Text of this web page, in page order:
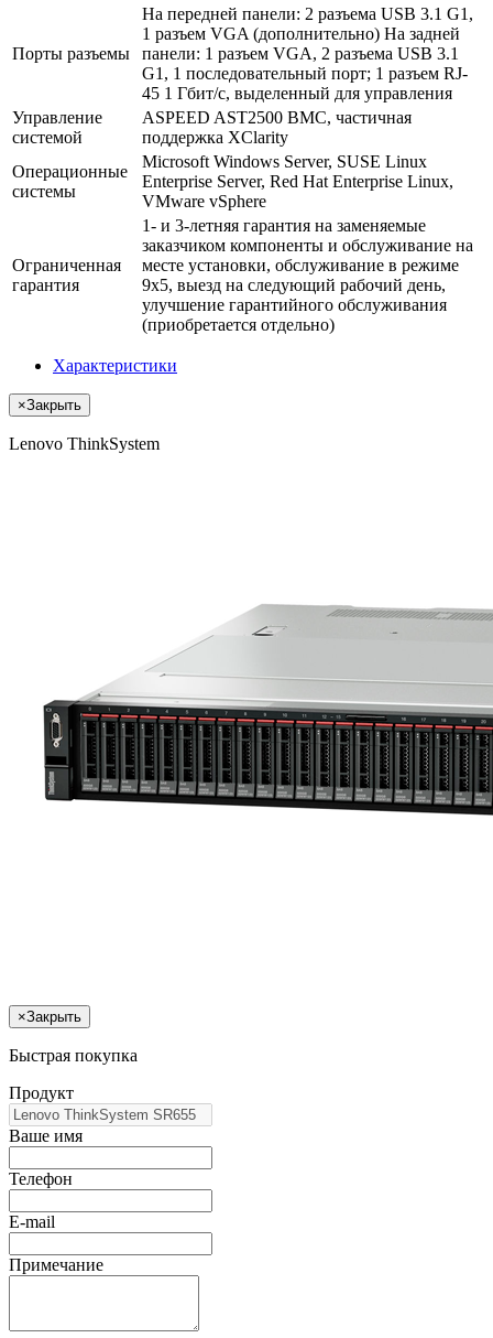
Порты разъемы
На передней панели: 2 разъема USB 3.1 G1,
1 разъем VGA (дополнительно) На задней
панели: 1 разъем VGA, 2 разъема USB 3.1
G1, 1 последовательный порт; 1 разъем RJ-
45 1 Гбит/с, выделенный для управления
Управление
системой
ASPEED AST2500 BMC, частичная
поддержка XClarity
Операционные
системы
Microsoft Windows Server, SUSE Linux
Enterprise Server, Red Hat Enterprise Linux,
VMware vSphere
Ограниченная
гарантия
1- и 3-летняя гарантия на заменяемые
заказчиком компоненты и обслуживание на
месте установки, обслуживание в режиме
9x5, выезд на следующий рабочий день,
улучшение гарантийного обслуживания
(приобретается отдельно)
Характеристики
×Закрыть
Lenovo ThinkSystem
×Закрыть
Быстрая покупка
Продукт
Ваше имя
Телефон
E-mail
Примечание